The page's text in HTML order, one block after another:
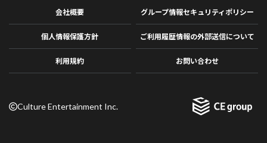
会社概要 グループ情報セキュリティポリシー
個人情報保護方針 ご利用履歴情報の外部送信について
利用規約 お問い合わせ
Culture Entertainment Inc.